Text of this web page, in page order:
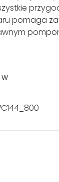
pomaga